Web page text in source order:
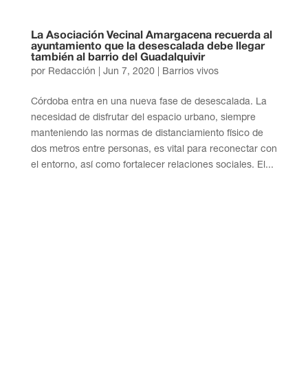
La Asociación Vecinal Amargacena recuerda al
ayuntamiento que la desescalada debe llegar
también al barrio del Guadalquivir
por Redacción Jun 7, 2020| Barrios vivos
Córdoba entra en una nueva fase de desescalada. La
necesidad de disfrutar del espacio urbano, siempre
manteniendo las normas de distanciamiento físico de
dos metros entre personas, es vital para reconectar con
el entorno, así como fortalecer relaciones sociales. El...